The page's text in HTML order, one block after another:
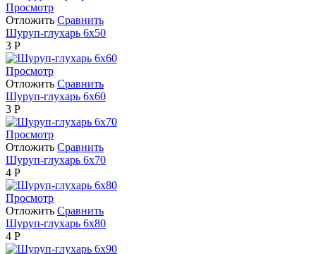
Просмотр
Отложить Сравнить
Шуруп-глухарь 6х50
3 Р
Просмотр
Отложить Сравнить
Шуруп-глухарь 6х60
3 Р
Просмотр
Отложить Сравнить
Шуруп-глухарь 6х70
4 Р
Просмотр
Отложить Сравнить
Шуруп-глухарь 6х80
4 Р